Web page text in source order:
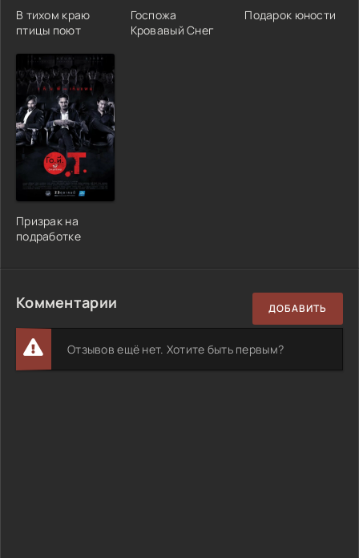
В тихом краю
птицы поют
Госпожа
Кровавый Снег
Подарок юности
Призрак на
подработке
Комментарии ДОБАВИТЬ
Отзывов ещё нет. Хотите быть первым?